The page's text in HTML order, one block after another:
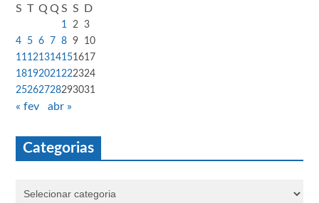
S T Q Q S S D
1 2
3
4
5 6 7 8 9
10
11 121314151617
18192021 222324
25262728293031
« fev abr »
Categorias